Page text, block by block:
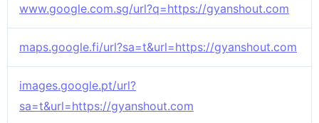
www.google.com.sg/url?q=https://gyanshout.com
maps.google.fi/url?sa=t&url=https://gyanshout.com
images.google.pt/url?
sa=t&url=https://gyanshout.com